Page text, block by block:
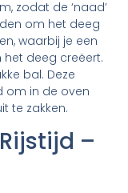
zodat de ‘naad’
om het deeg
waarbij je een
deeg creëert.
bal. Deze
om in de oven
te zakken.
–